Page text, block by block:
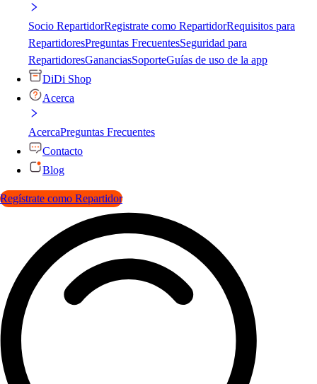
Socio RepartidorRegistrate como RepartidorRequisitos para
RepartidoresPreguntas FrecuentesSeguridad para
RepartidoresGananciasSoporteGuías de uso de la app
DiDi Shop
Acerca
AcercaPreguntas Frecuentes
Contacto
Blog
Regístrate como Repartidor